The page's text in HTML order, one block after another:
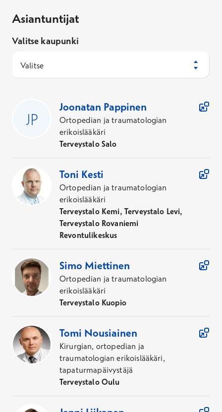
Asiantuntijat
Valitse kaupunki
Valitse
Joonatan Pappinen
Ortopedian ja traumatologian
erikoislääkäri
Terveystalo Salo
Toni Kesti
Ortopedian ja traumatologian
erikoislääkäri
Terveystalo Kemi, Terveystalo Levi,
Terveystalo Rovaniemi
Revontulikeskus
Simo Miettinen
Ortopedian ja traumatologian
erikoislääkäri
Terveystalo Kuopio
Tomi Nousiainen
Kirurgian, ortopedian ja
traumatologian erikoislääkäri,
tapaturmapäivystäjä
Terveystalo Oulu